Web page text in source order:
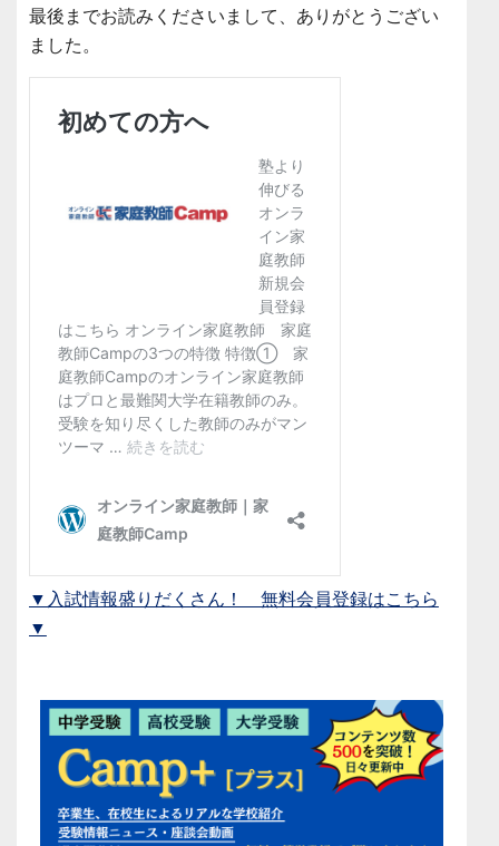
最後までお読みくださいまして、ありがとうござい
ました。
▼入試情報盛りだくさん！ 無料会員登録はこちら
▼